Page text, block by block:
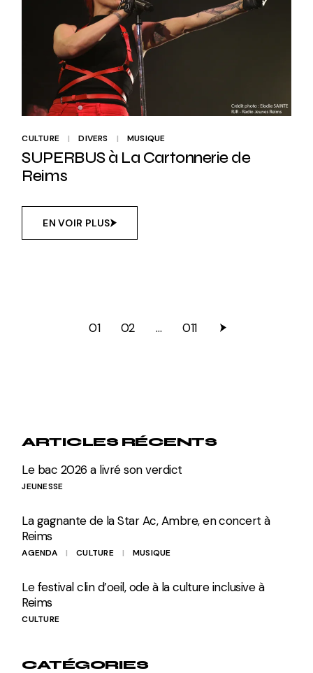
CULTURE DIVERS MUSIQUE
SUPERBUS à La Cartonnerie de
Reims
EN VOIR PLUS
PAGINATION
01 02 … 011
ARTICLES RÉCENTS
Le bac 2026 a livré son verdict
JEUNESSE
La gagnante de la Star Ac, Ambre, en concert à
Reims
AGENDA CULTURE MUSIQUE
Le festival clin d’oeil, ode à la culture inclusive à
Reims
CULTURE
CATÉGORIES